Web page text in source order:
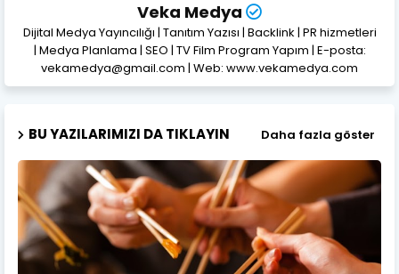
Veka Medya
Dijital Medya Yayıncılığı | Tanıtım Yazısı | Backlink | PR hizmetleri
| Medya Planlama | SEO | TV Film Program Yapım | E-posta:
vekamedya@gmail.com | Web: www.vekamedya.com
BU YAZILARIMIZI DA TIKLAYIN Daha fazla göster